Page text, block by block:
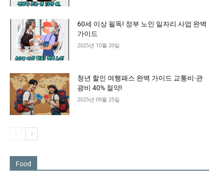
60세 이상 필독! 정부 노인 일자리 사업 완벽
가이드
2025년 10월 20일
청년 할인 여행패스 완벽 가이드 교통비·관
광비 40% 절약!
2025년 09월 25일
Food